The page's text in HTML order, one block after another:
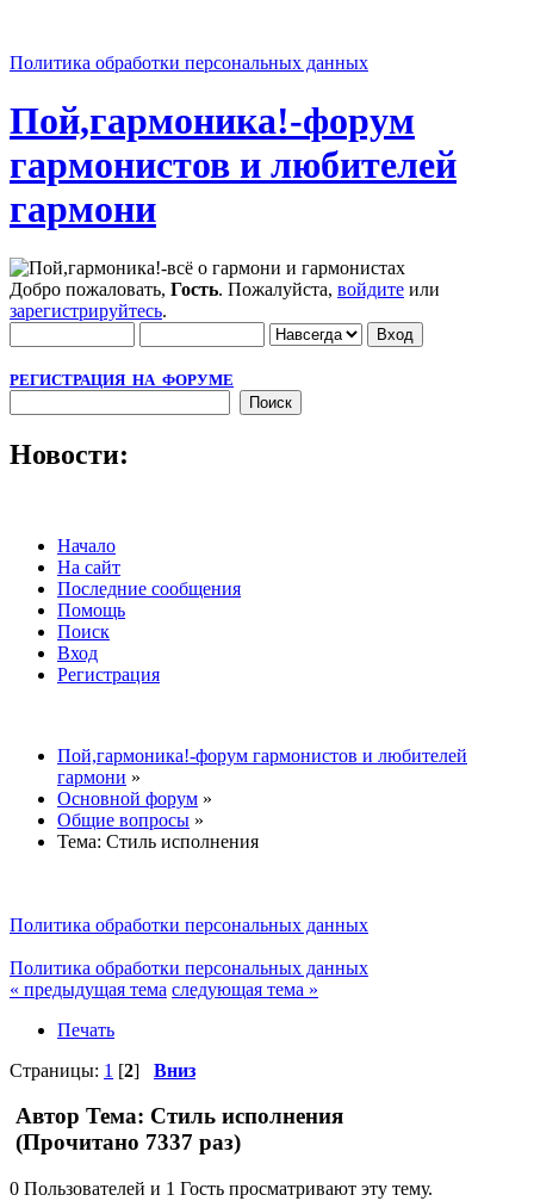
Политика обработки персональных данных
Пой,гармоника!-форум
гармонистов и любителей
гармони
Добро пожаловать, Гость. Пожалуйста, войдите или
зарегистрируйтесь.
РЕГИСТРАЦИЯ НА ФОРУМЕ
Новости:
Начало
На сайт
Последние сообщения
Помощь
Поиск
Вход
Регистрация
Пой,гармоника!-форум гармонистов и любителей
гармони »
Основной форум »
Общие вопросы »
Тема: Стиль исполнения
Политика обработки персональных данных
Политика обработки персональных данных
« предыдущая тема следующая тема »
Печать
Страницы: 1 [2] Вниз
Автор Тема: Стиль исполнения
(Прочитано 7337 раз)
0 Пользователей и 1 Гость просматривают эту тему.